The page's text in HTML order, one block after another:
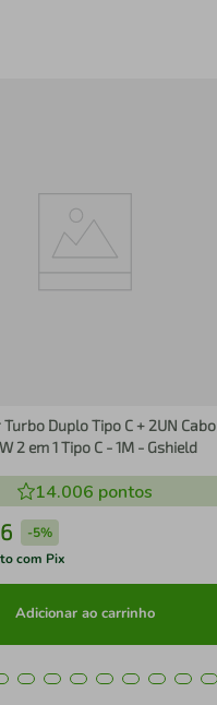
Duplo Tipo C + 2UN Cabo
2 em 1 Tipo C - 1M - Gshield
14.006 pontos
-5%
com Pix
Adicionar ao carrinho